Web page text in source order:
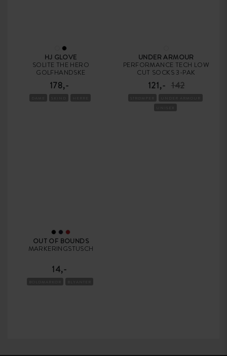
HJ GLOVE
SOLITE THE HERO
GOLFHANDSKE
178,-
UNDER ARMOUR
PERFORMANCE TECH LOW
CUT SOCKS 3-PAK
121,- 142
OUT OF BOUNDS
MARKERINGSTUSCH
14,-